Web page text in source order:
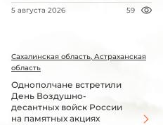
5 августа 2026 59
Сахалинская область, Астраханская
область
Однополчане встретили
День Воздушно-
десантных войск России
на памятных акциях